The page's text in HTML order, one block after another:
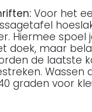
Voor het
Hiermee spoel
doek, maar
de laatste
Wassen
graden voor